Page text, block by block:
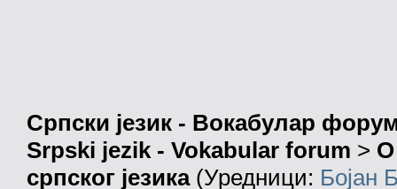
Српски језик - Вокабулар
Srpski jezik - Vokabular forum > О
српског језика(Уредници: Бојан